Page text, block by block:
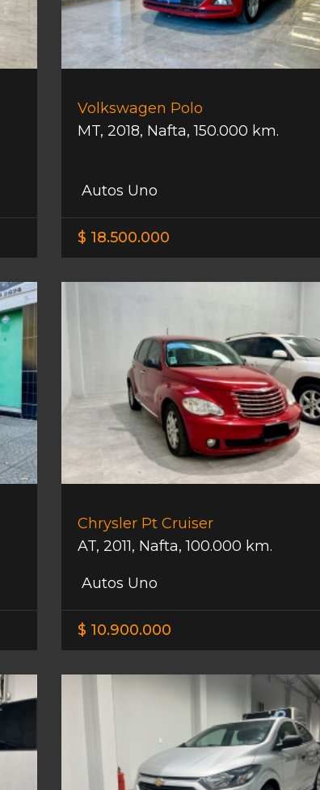
Volkswagen Polo
MT, 2018, Nafta,150.000 km.
Autos Uno
$ 18.500.000
Chrysler Pt Cruiser
AT, 2011, Nafta,100.000 km.
Autos Uno
$ 10.900.000